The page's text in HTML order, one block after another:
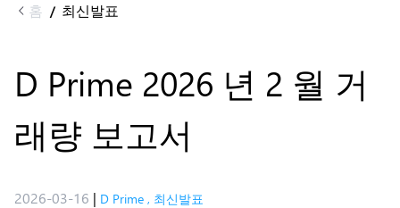
홈 / 최신발표
D Prime 2026 년 2 월 거
래량 보고서
2026-03-16 | D Prime , 최신발표